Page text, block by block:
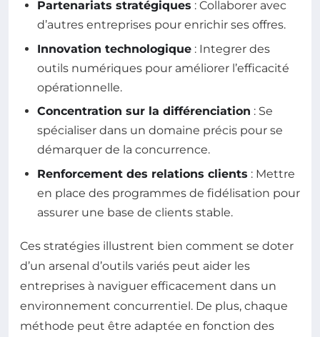
Partenariats stratégiques : Collaborer avec
d’autres entreprises pour enrichir ses offres.
Innovation technologique : Integrer des
outils numériques pour améliorer l’efficacité
opérationnelle.
Concentration sur la différenciation : Se
spécialiser dans un domaine précis pour se
démarquer de la concurrence.
Renforcement des relations clients : Mettre
en place des programmes de fidélisation pour
assurer une base de clients stable.
Ces stratégies illustrent bien comment se doter
d’un arsenal d’outils variés peut aider les
entreprises à naviguer efficacement dans un
environnement concurrentiel. De plus, chaque
méthode peut être adaptée en fonction des